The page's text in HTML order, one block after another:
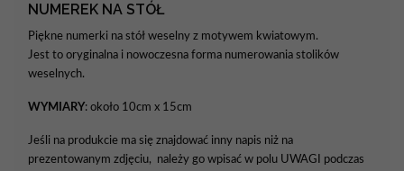
NUMEREK NA STÓŁ
Piękne numerki na stół weselny z motywem kwiatowym.
Jest to oryginalna i nowoczesna forma numerowania stolików
weselnych.
WYMIARY: około 10cm x 15cm
Jeśli na produkcie ma się znajdować inny napis niż na
prezentowanym zdjęciu, należy go wpisać w polu UWAGI podczas